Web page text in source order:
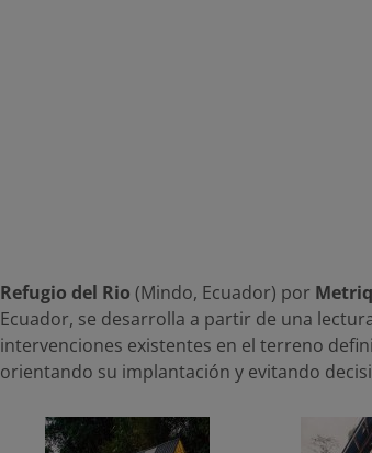
Refugio del Rio (Mindo, Ecuador) por
Ecuador, se desarrolla a partir de una
intervenciones existentes en el terreno
orientando su implantación y evitando